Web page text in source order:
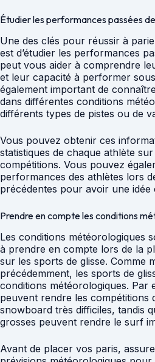
Étudier les performances passées
Une des clés pour réussir à
est d’étudier les performances
peut vous aider à comprendre
et leur capacité à performer
également important de
dans différentes conditions
différents types de pistes ou de
Vous pouvez obtenir ces
statistiques de chaque athlète
compétitions. Vous pouvez
performances des athlètes lors
précédentes pour avoir une
Prendre en compte les conditions
Les conditions météorologiques
à prendre en compte lors de la
sur les sports de glisse. Comme
précédemment, les sports de
conditions météorologiques. Par
peuvent rendre les compétitions
snowboard très difficiles, tandis
grosses peuvent rendre le surf
Avant de placer vos paris,